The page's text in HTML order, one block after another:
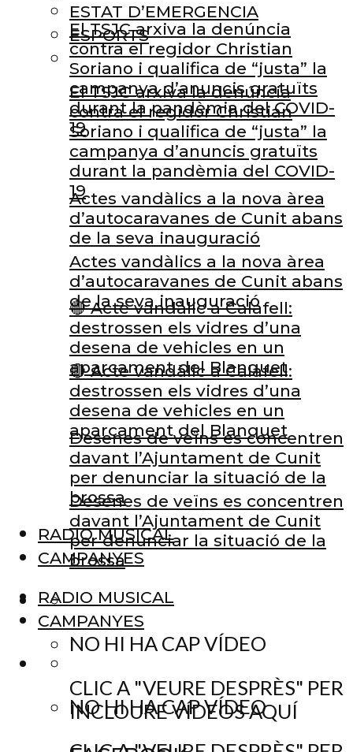
El TSJC arxiva la denúncia
contra el regidor Christian
Soriano i qualifica de “justa” la
campanya d’anuncis gratuïts
durant la pandèmia del COVID-
19
Actes vandàlics a la nova àrea
d’autocaravanes de Cunit abans
de la seva inauguració
🔴 Acte vandàlic a Calafell:
destrossen els vidres d’una
desena de vehicles en un
aparcament del Blanquet
Desenes de veïns es concentren
davant l’Ajuntament de Cunit
per denunciar la situació de la
brossa
RADIO MUSICAL
CAMPANYES
NO HI HA CAP VÍDEO
CLIC A "VEURE DESPRÈS" PER
INCLOURE VÍDEOS AQUÍ
ESTAT D’EMERGENCIA
ESPORTS
El TSJC arxiva la denúncia
contra el regidor Christian
Soriano i qualifica de “justa” la
campanya d’anuncis gratuïts
durant la pandèmia del COVID-
19
Actes vandàlics a la nova àrea
d’autocaravanes de Cunit abans
de la seva inauguració
🔴 Acte vandàlic a Calafell:
destrossen els vidres d’una
desena de vehicles en un
aparcament del Blanquet
Desenes de veïns es concentren
davant l’Ajuntament de Cunit
per denunciar la situació de la
brossa
RADIO MUSICAL
CAMPANYES
NO HI HA CAP VÍDEO